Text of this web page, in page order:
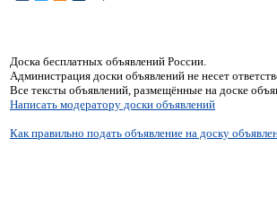
Доска бесплатных объявлений России.
Администрация доски объявлений не несет
Все тексты объявлений, размещённые на доске
Написать модератору доски объявлений
Как правильно подать объявление на доску